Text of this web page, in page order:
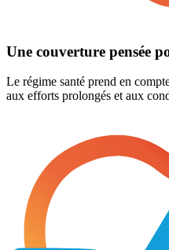
Une couverture pensée
Le régime santé prend en
aux efforts prolongés et aux